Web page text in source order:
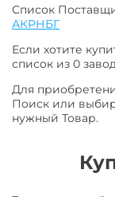
Список
АКРНБГ
Если хотите
список из 0
Для
Поиск или
нужный Товар.